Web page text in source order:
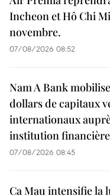
Incheon et Hô Chi
novembre.
07/08/2026 08:52
Nam A Bank
dollars de capitaux
internationaux
institution
07/08/2026 08:45
Ca Mau intensifie la